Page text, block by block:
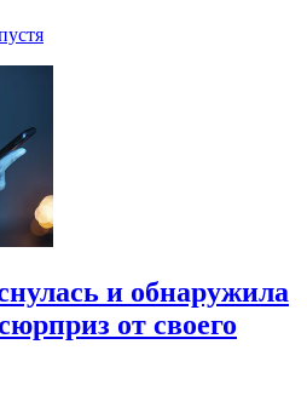
и обнаружила
от своего